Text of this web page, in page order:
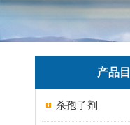
产品
杀孢子剂